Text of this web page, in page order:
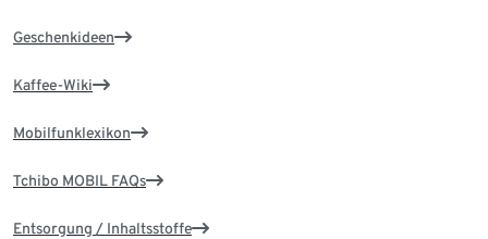
Geschenkideen
Kaffee-Wiki
Mobilfunklexikon
Tchibo MOBIL FAQs
Entsorgung / Inhaltsstoffe